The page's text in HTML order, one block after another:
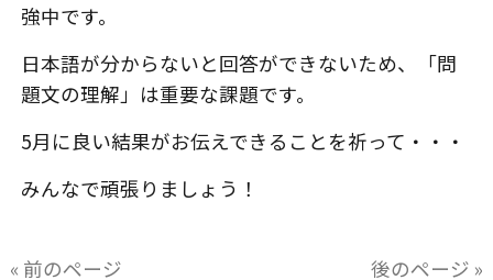
強中です。
日本語が分からないと回答ができないため、「問
題文の理解」は重要な課題です。
5月に良い結果がお伝えできることを祈って・・・
みんなで頑張りましょう！
« 前のページ 後のページ »